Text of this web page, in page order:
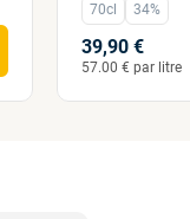
70cl
34%
39,90 €
57.00 € par litre